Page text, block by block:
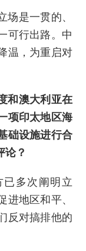
是一贯的、
可行出路。中
温，为重启对
和澳大利亚在
项印太地区海
础设施进行合
论？
已多次阐明立
地区和平、
反对搞排他的